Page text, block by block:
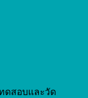
ดสอบและวัด